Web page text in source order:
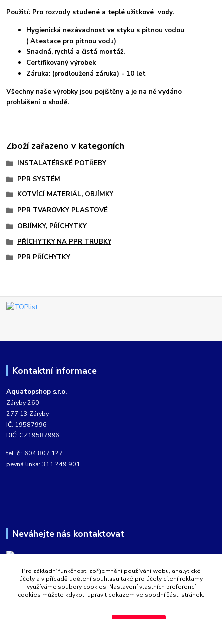
Použití: Pro rozvody studené a teplé užitkové vody.
Hygienická nezávadnost ve styku s pitnou vodou
( Atestace pro pitnou vodu)
Snadná, rychlá a čistá montáž.
Certifikovaný výrobek
Záruka: (prodloužená záruka) - 10 let
Všechny naše výrobky jsou pojištěny a je na ně vydáno
prohlášení o shodě.
Zboží zařazeno v kategoriích
INSTALATÉRSKÉ POTŘEBY
PPR SYSTÉM
KOTVÍCÍ MATERIÁL, OBJÍMKY
PPR TVAROVKY PLASTOVÉ
OBJÍMKY, PŘÍCHYTKY
PŘÍCHYTKY NA PPR TRUBKY
PPR PŘÍCHYTKY
Kontaktní informace
Aquatopshop s.r.o.
Záryby 260
277 13 Záryby
IČ: 19587996
DIČ: CZ19587996
tel. č.: 604 807 127
pevná linka: 311 249 901
Neváhejte nás kontaktovat
Martin Kabíček
8:00 - 16:00 hod.
Pro základní funkčnost, zpříjemnění používání webu, analytické
účely a v případě udělení souhlasu také pro účely cílení reklamy
využíváme soubory cookies. Nastavení vlastních preferencí
cookies můžete kdykoli upravit odkazem ve spodní části stránek.